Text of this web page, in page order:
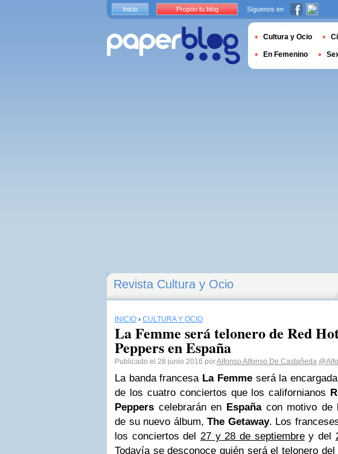
Revista Cultura y Ocio
INICIO › CULTURA Y OCIO
La Femme será telonero de Red
Peppers en España
Publicado el 28 junio 2016 porAlfonso Alfonso De Castañeda
La banda francesa La Femmeserá la
de los cuatro conciertos que los californianos
Peppers celebrarán en Españacon motivo de
de su nuevo álbum,The Getaway. Los
los conciertos del 27 y 28 de septiembrey del
Todavía se desconoce quién será el telonero
Inicio Propón tu blog Síguenos en
Cultura y Ocio
En Femenino